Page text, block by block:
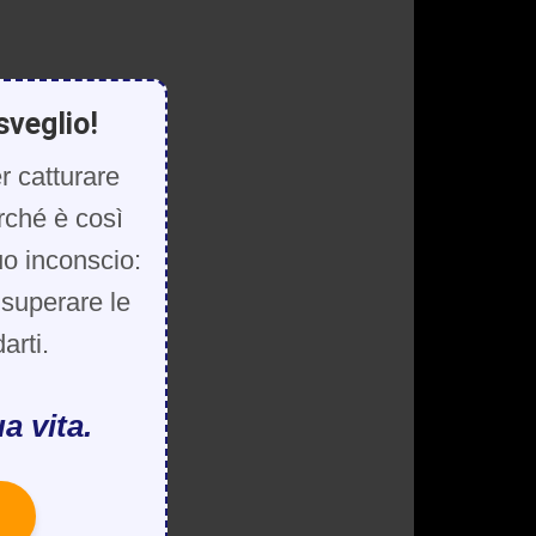
catturare
è così
inconscio:
le
vita.